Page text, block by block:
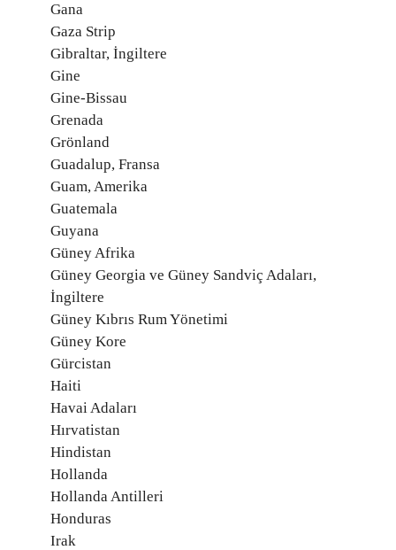
Gana
Gaza Strip
Gibraltar, İngiltere
Gine
Gine-Bissau
Grenada
Grönland
Guadalup, Fransa
Guam, Amerika
Guatemala
Guyana
Güney Afrika
Güney Georgia ve Güney Sandviç Adaları,
İngiltere
Güney Kıbrıs Rum Yönetimi
Güney Kore
Gürcistan
Haiti
Havai Adaları
Hırvatistan
Hindistan
Hollanda
Hollanda Antilleri
Honduras
Irak